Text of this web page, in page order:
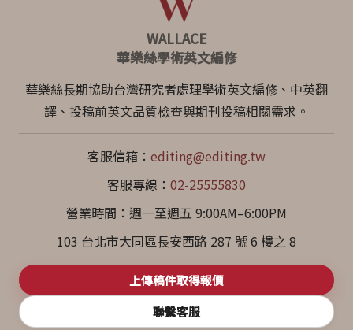
WALLACE
華樂絲學術英文編修
華樂絲長期協助台灣研究者處理學術英文編修、中英翻
譯、投稿前英文品質檢查與期刊投稿相關需求。
客服信箱： editing@editing.tw
客服專線： 02-25555830
營業時間：週一至週五 9:00AM–6:00PM
103 台北市大同區長安西路 287 號 6 樓之 8
上傳稿件取得報價
聯繫客服